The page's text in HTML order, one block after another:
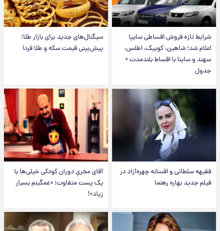
شرایط تازه فروش اقساطی سایپا
اعلام شد؛ شاهین، کوییک، اطلس،
سهند و ساینا با اقساط بلندمدت +
جدول
سیگنال‌های جدید برای بازار طلا؛
پیش‌بینی قیمت سکه و طلا فردا
فقیهه سلطانی و افسانه چهره‌آزاد در
فیلم جدید بهاره رهنما
آقای مجریِ دوران کودکی خیلی‌ها با
یک پست متفاوت؛ «غمگینم بسیار
زیاد»!